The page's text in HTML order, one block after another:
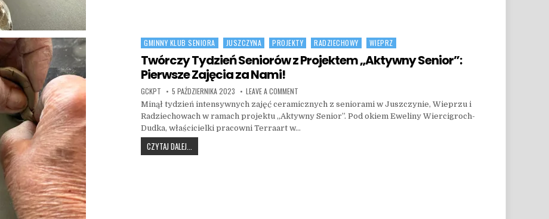
Posted in
GMINNY KLUB SENIORA JUSZCZYNA PROJEKTY RADZIECHOWY WIEPRZ
Twórczy Tydzień Seniorów z Projektem „Aktywny Senior”:
Pierwsze Zajęcia za Nami!
AUTHOR:
GCKPT PUBLISHED DATE:
5 PAŹDZIERNIKA 2023 LEAVE A COMMENT
Minął tydzień intensywnych zajęć ceramicznych z seniorami w Juszczynie, Wieprzu i
Radziechowach w ramach projektu „Aktywny Senior”. Pod okiem Eweliny Wiercigroch-
Dudka, właścicielki pracowni Terraart w…
CZYTAJ DALEJ...